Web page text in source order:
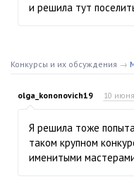
и решила тут
Конкурсы и их обсуждения →
olga_kononovich19 10
Я решила тоже
таком крупном
именитыми